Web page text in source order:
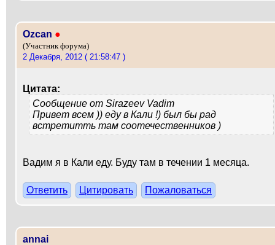
Ozcan ●
(Участник форума)
2 Декабря, 2012 ( 21:58:47 )
Цитата:
Сообщение от Sirazeev Vadim
Привет всем )) еду в Кали !) был бы рад
встретитть там соотечественников )
Вадим я в Кали еду. Буду там в течении 1 месяца.
Ответить Цитировать Пожаловаться
annai